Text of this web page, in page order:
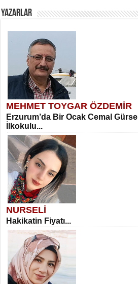
YAZARLAR
MEHMET TOYGAR ÖZDEMİR
Erzurum’da Bir Ocak Cemal Gürsel
İlkokulu...
NURSELİ
Hakikatin Fiyatı...